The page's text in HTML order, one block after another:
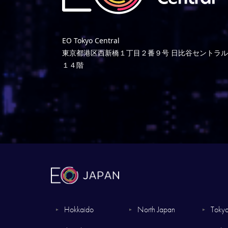
EO Tokyo Central
東京都港区西新橋１丁目２番９号 日比谷セントラ
１４階
▼ Hokkaido ▼ North Japan ▼